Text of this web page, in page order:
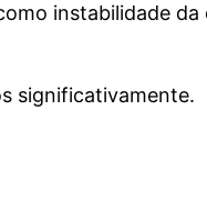
instabilidade
significativamente.